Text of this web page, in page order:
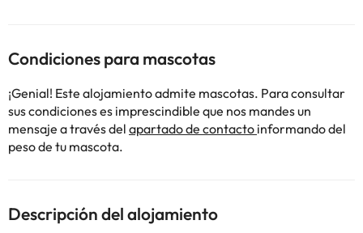
Condiciones para mascotas
¡Genial! Este alojamiento admite mascotas. Para consultar
sus condiciones es imprescindible que nos mandes un
mensaje a través del apartado de contacto informando del
peso de tu mascota.
Descripción del alojamiento